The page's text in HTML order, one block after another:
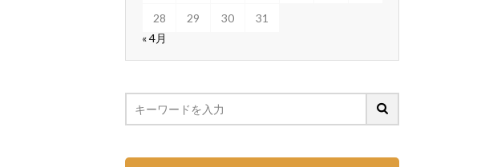
28 29 30
31
« 4月